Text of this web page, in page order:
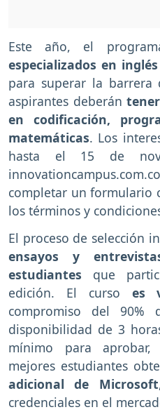
Este año, el
especializados en inglés
para superar la barrera
aspirantes deberán
en codificación,
matemáticas. Los
hasta el 15 de
completar un formulario
los términos y
El proceso de selección
ensayos y
estudiantes que
edición. El curso es
compromiso del 90%
disponibilidad de 3
mínimo para
mejores estudiantes
adicional de Microsoft
credenciales en el